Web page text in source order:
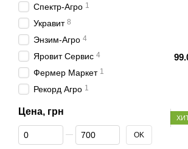
Спектр-Агро 1
Укравит 8
Энзим-Агро 4
Яровит Сервис 4
Фермер Маркет 1
Рекорд Агро 1
Цена, грн
От Цена, грн
До Цена, грн OK